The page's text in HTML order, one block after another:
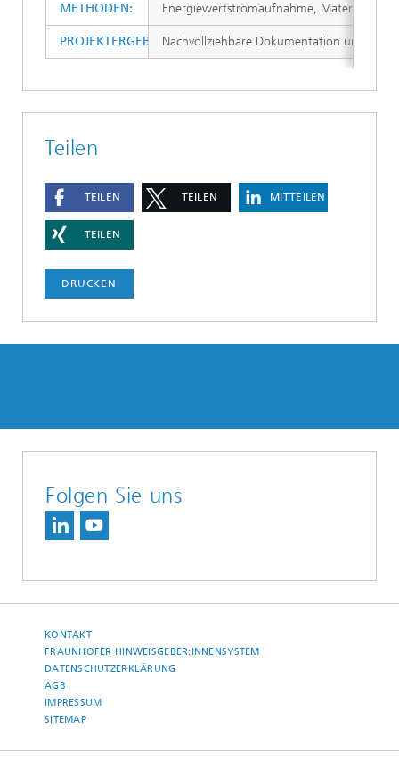
Energiewertstromaufnahme, Materialfluss-
Nachvollziehbare Dokumentation und
METHODEN:
PROJEKTERGEBNISSE:
Teilen
TEILEN TEILEN MITTEILEN
TEILEN
DRUCKEN
Folgen Sie uns
KONTAKT
FRAUNHOFER HINWEISGEBER:INNENSYSTEM
DATENSCHUTZERKLÄRUNG
AGB
IMPRESSUM
SITEMAP